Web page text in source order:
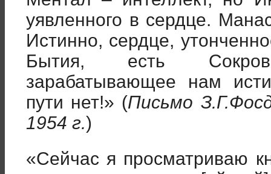
уявленного в сердце.
Истинно, сердце,
Бытия, есть
зарабатывающее нам
пути нет!» (Письмо
1954 г.)
«Сейчас я просматриваю